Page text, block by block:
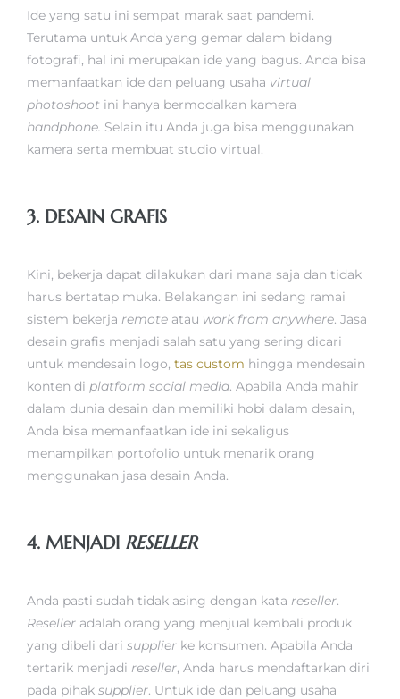
Ide yang satu ini sempat marak saat pandemi.
Terutama untuk Anda yang gemar dalam bidang
fotografi, hal ini merupakan ide yang bagus. Anda bisa
memanfaatkan ide dan peluang usaha virtual
photoshoot ini hanya bermodalkan kamera
handphone. Selain itu Anda juga bisa menggunakan
kamera serta membuat studio virtual.
3. DESAIN GRAFIS
Kini, bekerja dapat dilakukan dari mana saja dan tidak
harus bertatap muka. Belakangan ini sedang ramai
sistem bekerja remote atau work from anywhere. Jasa
desain grafis menjadi salah satu yang sering dicari
untuk mendesain logo, tas custom hingga mendesain
konten di platform social media. Apabila Anda mahir
dalam dunia desain dan memiliki hobi dalam desain,
Anda bisa memanfaatkan ide ini sekaligus
menampilkan portofolio untuk menarik orang
menggunakan jasa desain Anda.
4. MENJADI RESELLER
Anda pasti sudah tidak asing dengan kata reseller.
Reseller adalah orang yang menjual kembali produk
yang dibeli dari supplier ke konsumen. Apabila Anda
tertarik menjadi reseller, Anda harus mendaftarkan diri
pada pihak supplier. Untuk ide dan peluang usaha